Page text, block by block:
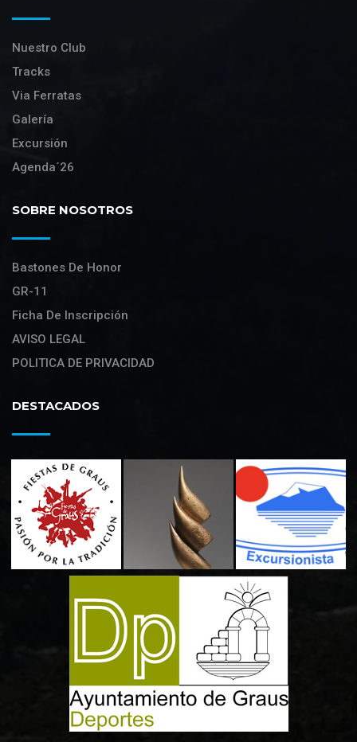
Nuestro Club
Tracks
Via Ferratas
Galería
Excursión
Agenda´26
SOBRE NOSOTROS
Bastones De Honor
GR-11
Ficha De Inscripción
AVISO LEGAL
POLITICA DE PRIVACIDAD
DESTACADOS